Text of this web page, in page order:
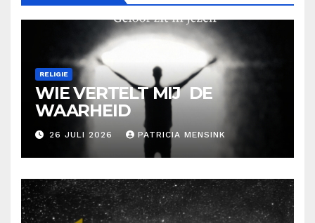
RELIGIE
WIE VERTELT MIJ DE
WAARHEID
26 JULI 2026 PATRICIA MENSINK